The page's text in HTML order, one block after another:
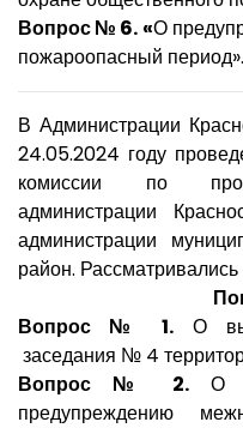
Вопрос № 6. «О
пожароопасный период».
В Администрации
24.05.2024 году
комиссии по
администрации
администрации
район.
Вопрос № 1. О
заседания № 4
Вопрос № 2. О
предупреждению